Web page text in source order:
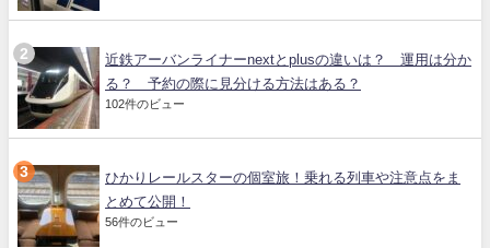
近鉄アーバンライナーnextとplusの違いは？ 運用は分か
る？ 予約の際に見分ける方法はある？
102件のビュー
ひかりレールスターの個室旅！乗れる列車や注意点をま
とめて公開！
56件のビュー